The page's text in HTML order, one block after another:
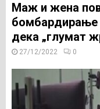
Маж и жена
бомбардирање
дека „глумат
27/12/2022 0